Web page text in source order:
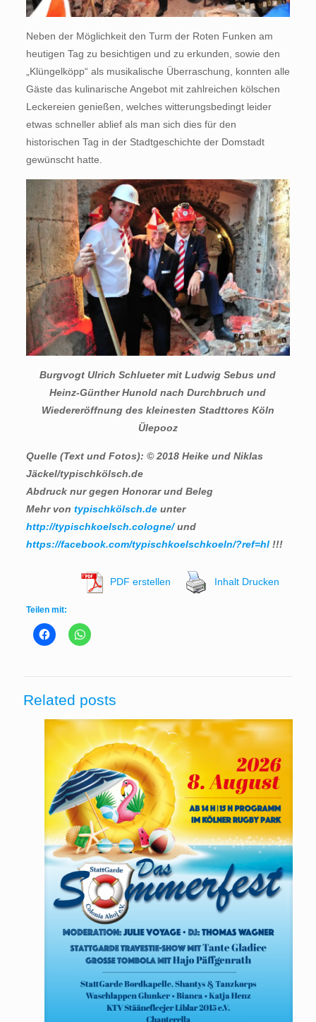
Neben der Möglichkeit den Turm der Roten Funken am
heutigen Tag zu besichtigen und zu erkunden, sowie den
„Klüngelköpp“ als musikalische Überraschung, konnten alle
Gäste das kulinarische Angebot mit zahlreichen kölschen
Leckereien genießen, welches witterungsbedingt leider
etwas schneller ablief als man sich dies für den
historischen Tag in der Stadtgeschichte der Domstadt
gewünscht hatte.
Burgvogt Ulrich Schlueter mit Ludwig Sebus und
Heinz-Günther Hunold nach Durchbruchund
Wiedereröffnung des kleinesten Stadttores Köln
Ülepooz
Quelle (Text und Fotos): © 2018 Heike und Niklas
Jäckel/typischkölsch.de
Abdruck nur gegen Honorar und Beleg
Mehr von typischkölsch.deunter
http://typischkoelsch.cologne/und
https://facebook.com/typischkoelschkoeln/?ref=hl!!!
PDF erstellen Inhalt Drucken
Teilen mit:
Related posts